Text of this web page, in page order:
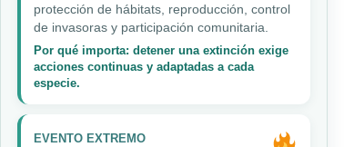
protección de hábitats, reproducción, control
de invasoras y participación comunitaria.
Por qué importa: detener una extinción exige
acciones continuas y adaptadas a cada
especie.
EVENTO EXTREMO